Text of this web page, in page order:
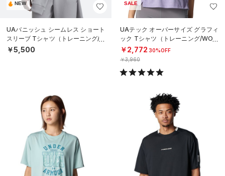
NEW
UAバニッシュ シームレス ショート
スリーブ Tシャツ（トレーニング/M
EN）
￥5,500
SALE
UAテック オーバーサイズ グラフィ
ック Tシャツ（トレーニング/WOM
EN）
￥2,772 30%OFF
￥3,960